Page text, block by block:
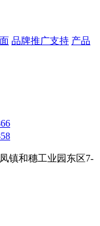
品牌推广支持 产品
镇和穗工业园东区7-